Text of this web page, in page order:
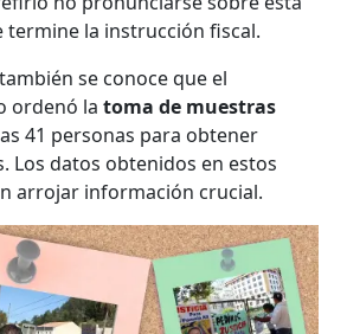
termine la instrucción fiscal.
se conoce que el
ordenó latoma de muestras
41 personas para obtener
Los datos obtenidos en estos
arrojar información crucial.